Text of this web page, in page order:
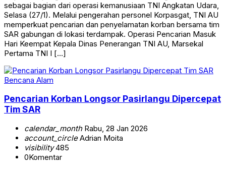
sebagai bagian dari operasi kemanusiaan TNI Angkatan Udara,
Selasa (27/1). Melalui pengerahan personel Korpasgat, TNI AU
memperkuat pencarian dan penyelamatan korban bersama tim
SAR gabungan di lokasi terdampak. Operasi Pencarian Masuk
Hari Keempat Kepala Dinas Penerangan TNI AU, Marsekal
Pertama TNI I […]
Bencana Alam
Pencarian Korban Longsor Pasirlangu Dipercepat
Tim SAR
calendar_monthRabu, 28 Jan 2026
account_circleAdrian Moita
visibility485
0Komentar